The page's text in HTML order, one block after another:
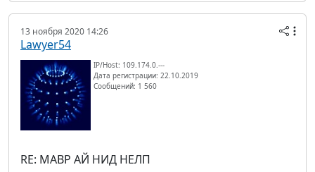
13 ноября 2020 14:26
Lawyer54
IP/Host: 109.174.0.---
Дата регистрации: 22.10.2019
Сообщений: 1 560
RE: МАВР АЙ НИД НЕЛП